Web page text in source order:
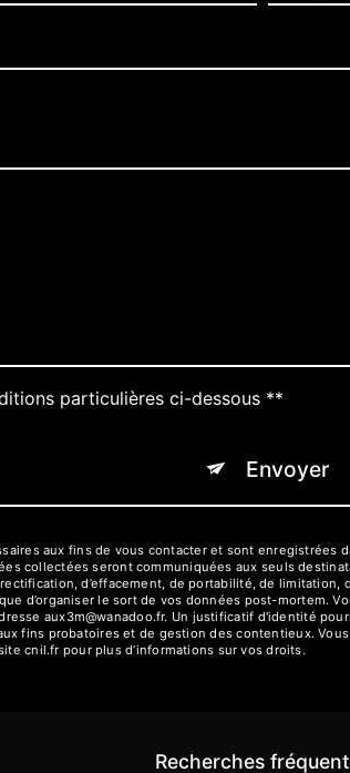
particulières ci-dessous **
Envoyer
aux fins de vous contacter et sont enregistrées
collectées seront communiquées aux seuls
d’effacement, de portabilité, de
d’organiser le sort de vos données post-mortem.
aux3m@wanadoo.fr. Un justificatif d'identité
fins probatoires et de gestion des contentieux.
cnil.fr pour plus d’informations sur vos droits.
Recherches